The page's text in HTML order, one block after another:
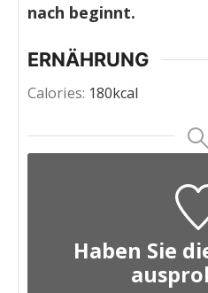
nach beginnt.
ERNÄHRUNG
Calories: 180kcal
Haben Sie